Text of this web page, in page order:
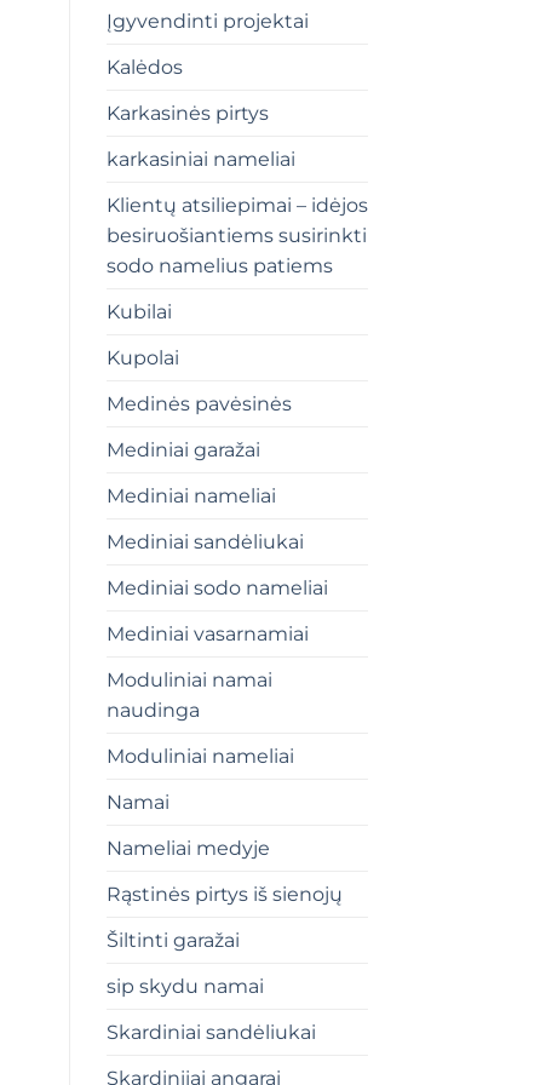
Įgyvendinti projektai
Kalėdos
Karkasinės pirtys
karkasiniai nameliai
Klientų atsiliepimai – idėjos
besiruošiantiems susirinkti
sodo namelius patiems
Kubilai
Kupolai
Medinės pavėsinės
Mediniai garažai
Mediniai nameliai
Mediniai sandėliukai
Mediniai sodo nameliai
Mediniai vasarnamiai
Moduliniai namai
naudinga
Moduliniai nameliai
Namai
Nameliai medyje
Rąstinės pirtys iš sienojų
Šiltinti garažai
sip skydu namai
Skardiniai sandėliukai
Skardiniiai angarai